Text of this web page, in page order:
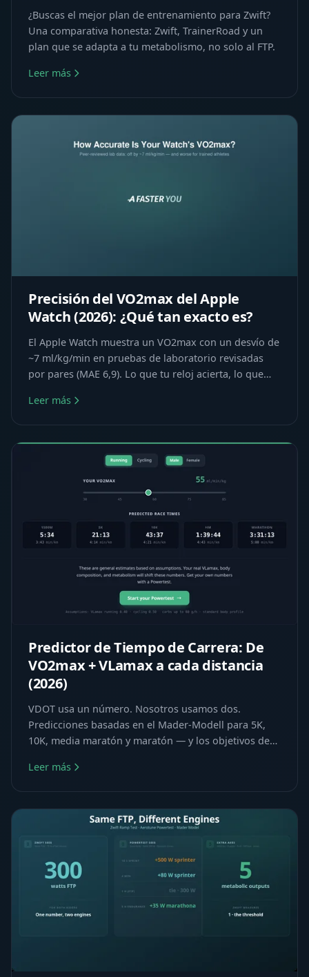
¿Buscas el mejor plan de entrenamiento para Zwift?
Una comparativa honesta: Zwift, TrainerRoad y un
plan que se adapta a tu metabolismo, no solo al FTP.
Leer más
Precisión del VO2max del Apple
Watch (2026): ¿Qué tan exacto es?
El Apple Watch muestra un VO2max con un desvío de
~7 ml/kg/min en pruebas de laboratorio revisadas
por pares (MAE 6,9). Lo que tu reloj acierta, lo que
Leer más
Predictor de Tiempo de Carrera: De
VO2max + VLamax a cada distancia
(2026)
VDOT usa un número. Nosotros usamos dos.
Predicciones basadas en el Mader-Modell para 5K,
10K, media maratón y maratón — y los objetivos de
Leer más